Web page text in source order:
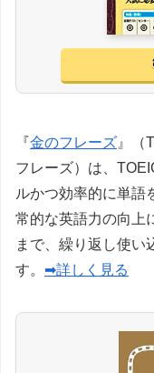
『金のフレーズ 』（
フレーズ）は、
ルかつ効率的に単語
常的な英語力の向上
まで、繰り返し使い
す。 ➡詳しく見る